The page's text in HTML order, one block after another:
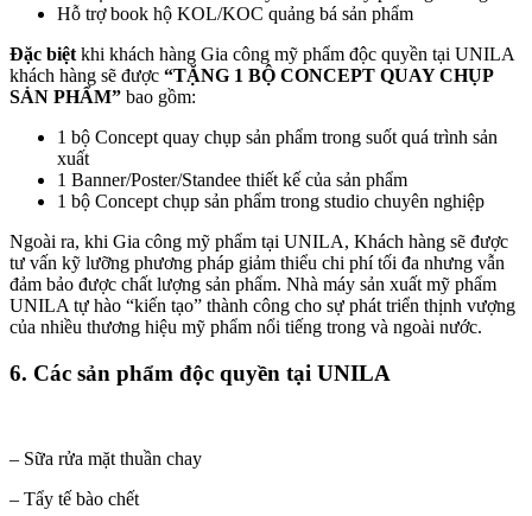
Hỗ trợ book hộ KOL/KOC quảng bá sản phẩm
Đặc biệt khi khách hàng Gia công mỹ phẩm độc quyền tại UNILA
khách hàng sẽ được “TẶNG 1 BỘ CONCEPT QUAY CHỤP
SẢN PHẨM” bao gồm:
1 bộ Concept quay chụp sản phẩm trong suốt quá trình sản
xuất
1 Banner/Poster/Standee thiết kế của sản phẩm
1 bộ Concept chụp sản phẩm trong studio chuyên nghiệp
Ngoài ra, khi Gia công mỹ phẩm tại UNILA, Khách hàng sẽ được
tư vấn kỹ lưỡng phương pháp giảm thiểu chi phí tối đa nhưng vẫn
đảm bảo được chất lượng sản phẩm. Nhà máy sản xuất mỹ phẩm
UNILA tự hào “kiến tạo” thành công cho sự phát triển thịnh vượng
của nhiều thương hiệu mỹ phẩm nổi tiếng trong và ngoài nước.
6. Các sản phẩm độc quyền tại UNILA
– Sữa rửa mặt thuần chay
– Tẩy tế bào chết